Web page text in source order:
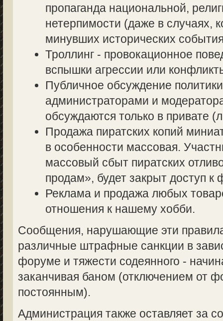
пропаганда национальной,
нетерпимости (даже в случаях,
минувших исторических
Троллинг - провокационное
вспышки агрессии или
Публичное обсуждение
администраторами и
обсуждаются только в привате
Продажа пиратских копий
в особенности массовая.
массовый сбыт пиратских
продам», будет закрыт доступ к
Реклама и продажа любых
отношения к нашему хобби.
Сообщения, нарушающие эти
различные штрафные санкции в
форуме и тяжести содеянного -
заканчивая баном (отключением от
постоянным).
Администрация также оставляет за